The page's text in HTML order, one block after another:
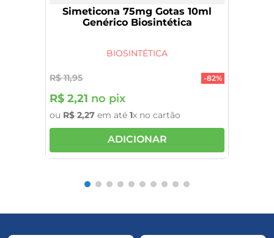
Simeticona 75mg Gotas 10ml
Genérico Biosintética
BIOSINTÉTICA
R$ 11,95 -82%
R$ 2,21 no pix
ou R$ 2,27 em até 1x no cartão
ADICIONAR